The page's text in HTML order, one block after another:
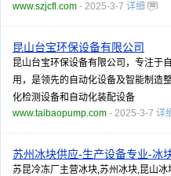
www.szjcfl.com - 2025-3-7 详细
昆山台宝环保设备有限公司
昆山台宝环保设备有限公司，专注于
用，是领先的自动化设备及智能制造
化检测设备和自动化装配设备
www.taibaopump.com - 2025-3-7 详
苏州冰块供应-生产设备专业-冰
苏昆冷冻厂主营冰块,苏州冰块,昆山